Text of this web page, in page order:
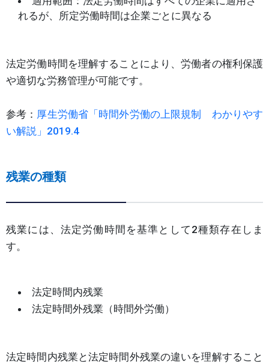
れるが、所定労働時間は企業ごとに異なる
法定労働時間を理解することにより、労働者の権利保護
や適切な労務管理が可能です。
参考： 厚生労働省「時間外労働の上限規制 わかりやす
い解説」2019.4
残業の種類
残業には、法定労働時間を基準として2種類存在しま
す。
法定時間内残業
法定時間外残業（時間外労働）
法定時間内残業と法定時間外残業の違いを理解すること